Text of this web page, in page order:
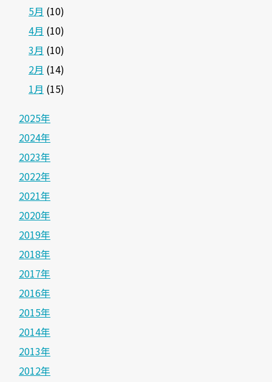
5月 (10)
4月 (10)
3月 (10)
2月 (14)
1月 (15)
2025年
2024年
2023年
2022年
2021年
2020年
2019年
2018年
2017年
2016年
2015年
2014年
2013年
2012年